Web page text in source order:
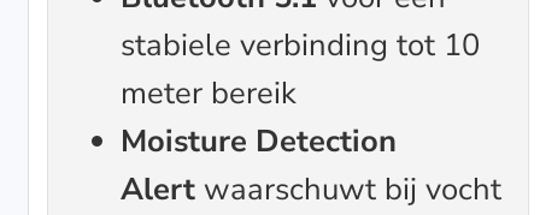
stabiele verbinding tot 10
meter bereik
Moisture Detection
Alert waarschuwt bij vocht